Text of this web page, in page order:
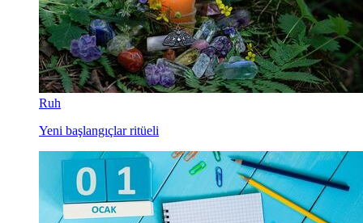
Ruh
Yeni başlangıçlar ritüeli